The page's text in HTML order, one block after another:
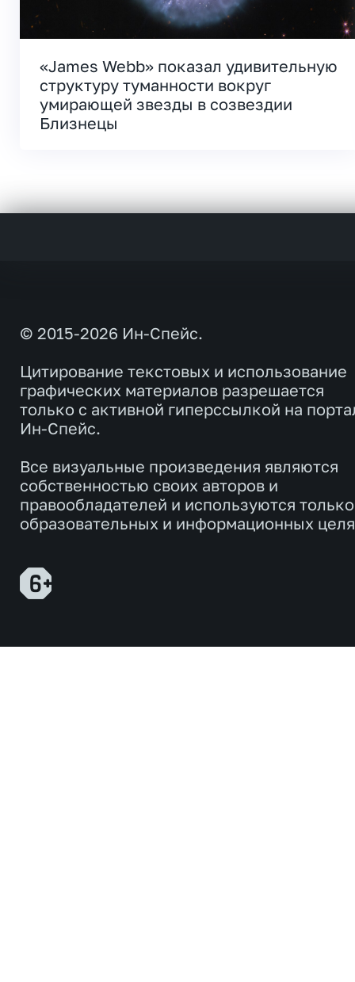
«James Webb» показал удивительную
структуру туманности вокруг
умирающей звезды в созвездии
Близнецы
© 2015-2026 Ин-Спейс.
Цитирование текстовых и использование
графических материалов разрешается
только с активной гиперссылкой на
Ин-Спейс.
Все визуальные произведения являются
собственностью своих авторов и
правообладателей и используются
образовательных и информационных